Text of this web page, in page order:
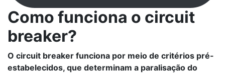
Como funciona o circuit
breaker?
O circuit breaker funciona por meio de critérios pré-
estabelecidos, que determinam a paralisação do